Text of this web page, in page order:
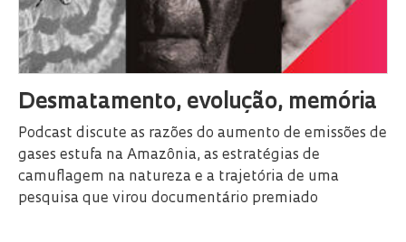
Desmatamento, evolução, memória
Podcast discute as razões do aumento de emissões de
gases estufa na Amazônia, as estratégias de
camuflagem na natureza e a trajetória de uma
pesquisa que virou documentário premiado